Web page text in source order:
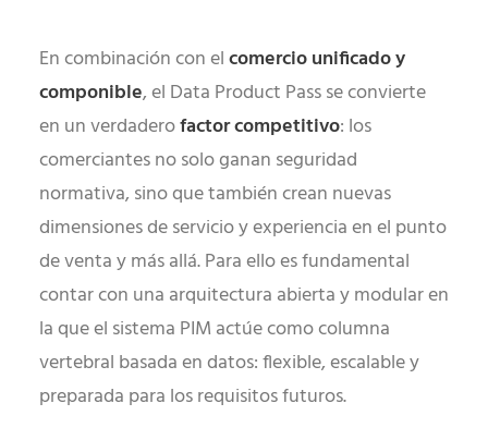
En combinación con elcomercio unificado y
componible, el Data Product Pass se convierte
en un verdaderofactorcompetitivo: los
comerciantes no solo ganan seguridad
normativa, sino que también crean nuevas
dimensiones de servicio y experiencia en el punto
de venta y más allá. Para ello es fundamental
contar con una arquitectura abierta y modular en
la que el sistema PIM actúe como columna
vertebral basada en datos: flexible, escalable y
preparada para los requisitos futuros.